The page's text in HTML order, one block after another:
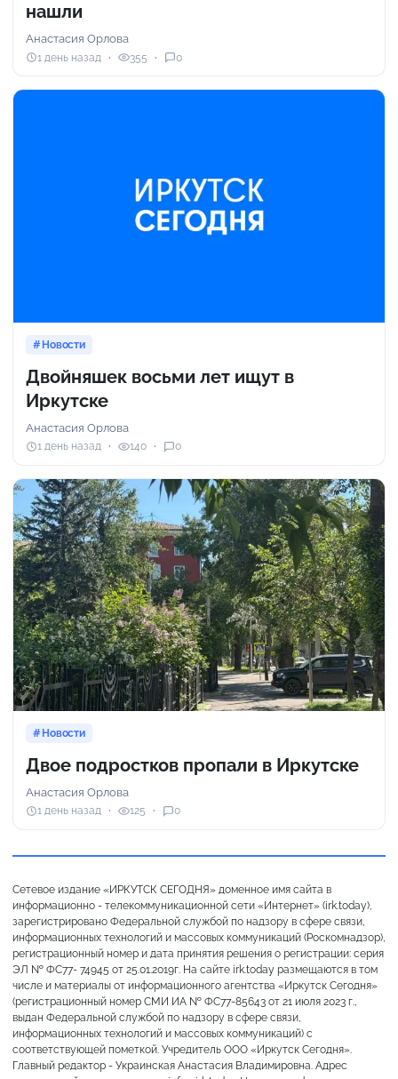
нашли
Анастасия Орлова
1 день назад 355 0
Новости
Двойняшек восьми лет ищут в
Иркутске
Анастасия Орлова
1 день назад 140 0
Новости
Двое подростков пропали в Иркутске
Анастасия Орлова
1 день назад 125 0
Сетевое издание «ИРКУТСК СЕГОДНЯ» доменное имя сайта в
информационно - телекоммуникационной сети «Интернет» (irk.today),
зарегистрировано Федеральной службой по надзору в сфере связи,
информационных технологий и массовых коммуникаций (Роскомнадзор),
регистрационный номер и дата принятия решения о регистрации: серия
ЭЛ № ФС77- 74945 от 25.01.2019г. На сайте irk.today размещаются в том
числе и материалы от информационного агентства «Иркутск Сегодня»
(регистрационный номер СМИ ИА № ФС77-85643 от 21 июля 2023 г.,
выдан Федеральной службой по надзору в сфере связи,
информационных технологий и массовых коммуникаций) с
соответствующей пометкой. Учредитель ООО «Иркутск Сегодня».
Главный редактор - Украинская Анастасия Владимировна. Адрес